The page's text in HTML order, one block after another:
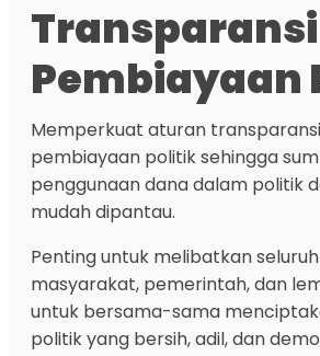
Transparansi
Pembiayaan
Memperkuat aturan
pembiayaan politik sehingga
penggunaan dana dalam politik
mudah dipantau.
Penting untuk melibatkan
masyarakat, pemerintah, dan
untuk bersama-sama
politik yang bersih, adil, dan